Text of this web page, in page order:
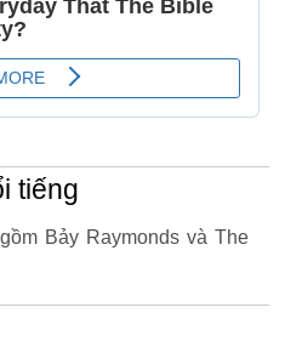
tiếng
Bảy Raymonds và The